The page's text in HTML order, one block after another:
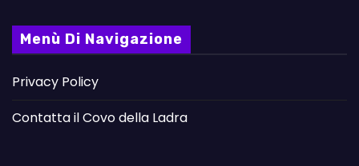
Menù Di Navigazione
Privacy Policy
Contatta il Covo della Ladra